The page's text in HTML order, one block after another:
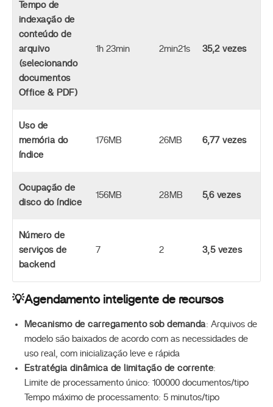
Tempo de
indexação de
conteúdo de
arquivo
(selecionando
documentos
Office & PDF)
1h 23min 2min21s 35,2 vezes
Uso de
memória do
índice
176MB 26MB 6,77 vezes
Ocupação de
disco do índice
156MB 28MB 5,6 vezes
Número de
serviços de
backend
7 2 3,5 vezes
💡Agendamento inteligente de recursos
Mecanismo de carregamento sob demanda: Arquivos de
modelo são baixados de acordo com as necessidades de
uso real, com inicialização leve e rápida
Estratégia dinâmica de limitação de corrente:
Limite de processamento único: 100000 documentos/tipo
Tempo máximo de processamento: 5 minutos/tipo